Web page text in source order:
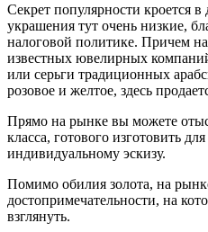
Секрет популярности кроется
украшения тут очень низкие,
налоговой политике. Причем
известных ювелирных
или серьги традиционных
розовое и желтое, здесь
Прямо на рынке вы можете
класса, готового изготовить
индивидуальному эскизу.
Помимо обилия золота, на
достопримечательности, на
взглянуть.